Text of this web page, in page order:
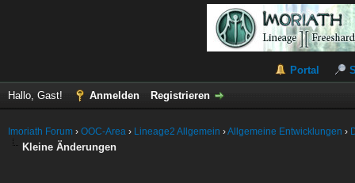
Portal
Hallo, Gast! Anmelden Registrieren
Imoriath Forum › OOC-Area › Lineage2 Allgemein ›Allgemeine Entwicklungen ›
Kleine Änderungen